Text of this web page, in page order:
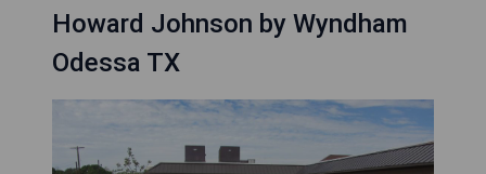
Howard Johnson by Wyndham
Odessa TX